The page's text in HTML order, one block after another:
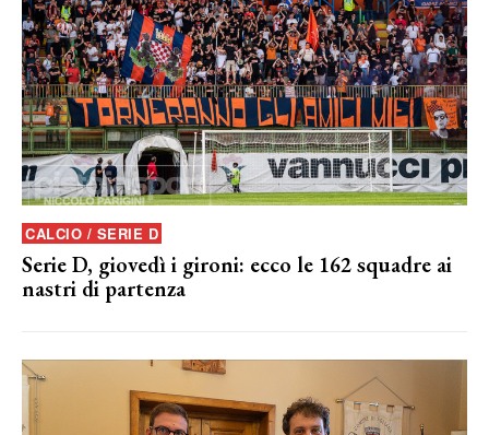
CALCIO / SERIE D
Serie D, giovedì i gironi: ecco le 162 squadre ai
nastri di partenza